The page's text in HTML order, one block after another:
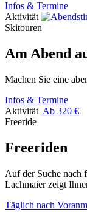
Infos & Termine
Aktivität
Skitouren
Am Abend
Machen Sie eine
Infos & Termine
Aktivität Ab 320 €
Freeride
Freeriden
Auf der Suche nach
Lachmaier zeigt
Täglich nach